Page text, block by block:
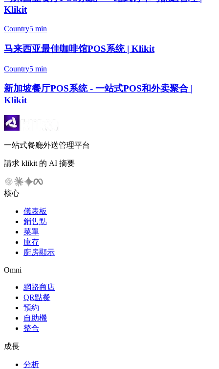
Klikit
Country5 min
马来西亚最佳咖啡馆POS系统 | Klikit
Country5 min
新加坡餐厅POS系统 - 一站式POS和外卖聚合 |
Klikit
一站式餐廳外送管理平台
請求 klikit 的 AI 摘要
核心
儀表板
銷售點
菜單
庫存
廚房顯示
Omni
網路商店
QR點餐
預約
自助機
整合
成長
分析